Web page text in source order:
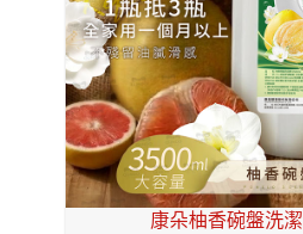
康朵柚香碗盤洗